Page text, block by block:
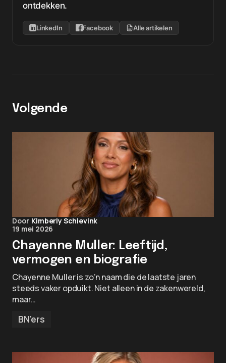
ontdekken.
LinkedIn Facebook Alle artikelen
Volgende
Door Kimberly Schievink
19 mei 2026
Chayenne Muller: Leeftijd,
vermogen en biografie
Chayenne Muller is zo’n naam die de laatste jaren
steeds vaker opduikt. Niet alleen in de zakenwereld,
maar…
BN'ers